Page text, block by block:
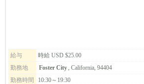
給与
時給 USD $25.00
勤務地
Foster City , California, 94404
勤務時間
10:30～19:30